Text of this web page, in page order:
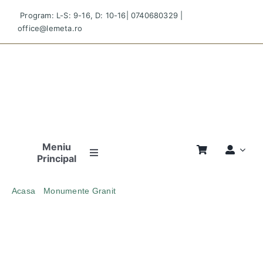
content
Program: L-S: 9-16, D: 10-16|0740680329
office@lemeta.ro
Meniu
Principal
Acasa
Monumente Granit